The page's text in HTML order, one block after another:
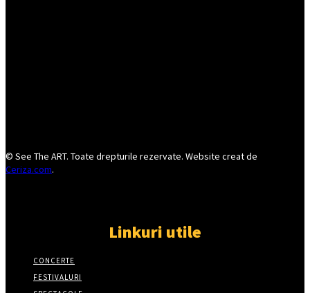
© See The ART. Toate drepturile rezervate. Website creat de
Ceriza.com.
Linkuri utile
CONCERTE
FESTIVALURI